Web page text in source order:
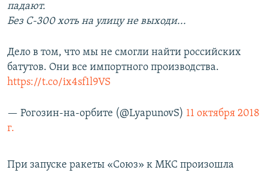
падают.
Без С-300 хоть на улицу не выходи...
Дело в том, что мы не смогли найти российских
батутов. Они все импортного производства.
https://t.co/ix4sf1l9VS
— Рогозин-на-орбите (@LyapunovS) 11 октября 2018
г.
При запуске ракеты «Союз» к МКС произошла